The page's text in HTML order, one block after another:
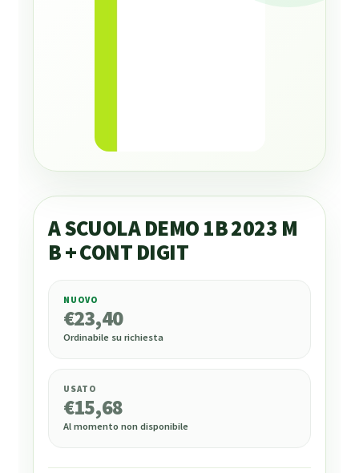
A SCUOLA DEMO 1B 2023 M
B + CONT DIGIT
23,40
NUOVO
€23,40
Ordinabile su richiesta
USATO
€15,68
Al momento non disponibile